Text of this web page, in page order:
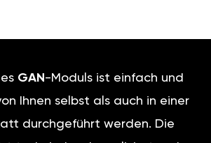
GAN -Moduls ist einfach und
Ihnen selbst als auch in einer
durchgeführt werden. Die